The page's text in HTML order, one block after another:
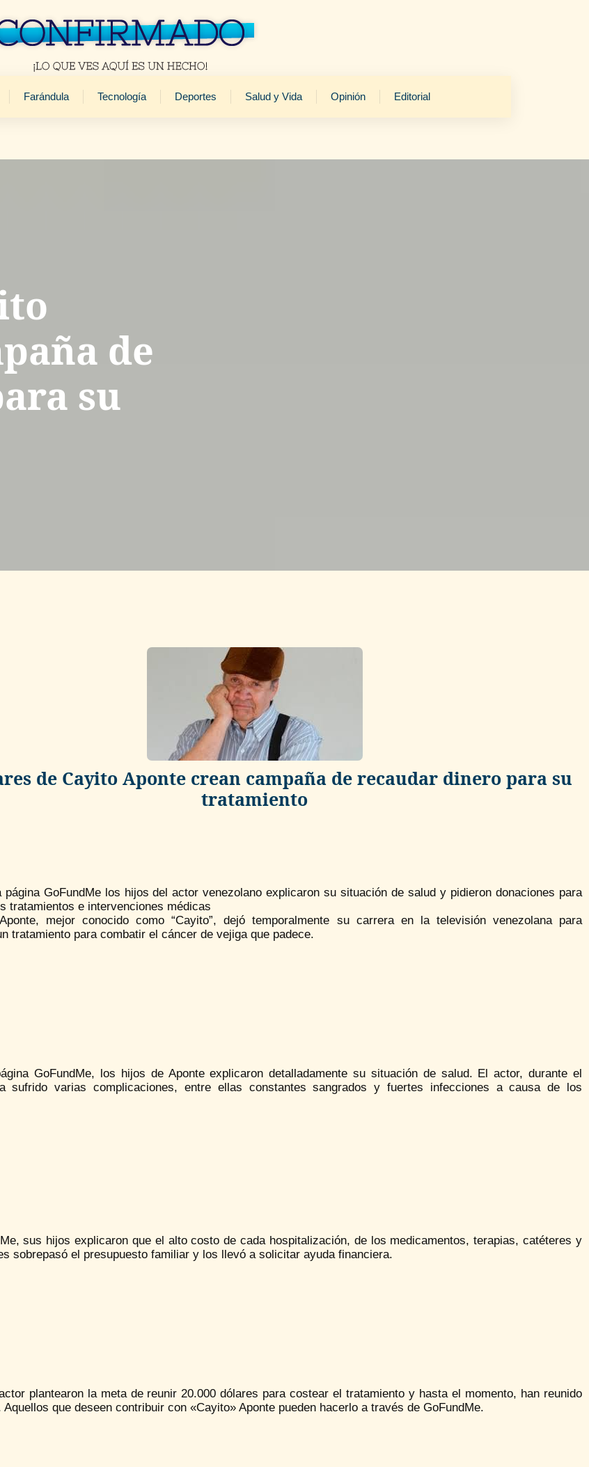
Farándula Tecnología Deportes Salud y Vida Opinión Editorial
de
su
de Cayito Aponte crean campaña de recaudar dinero para su
tratamiento
página GoFundMe los hijos del actor venezolano explicaron su situación de salud y pidieron donaciones para
tratamientos e intervenciones médicas
mejor conocido como “Cayito”, dejó temporalmente su carrera en la televisión venezolana para
tratamiento para combatir el cáncer de vejiga que padece.
GoFundMe, los hijos de Aponte explicaron detalladamente su situación de salud. El actor, durante el
sufrido varias complicaciones, entre ellas constantes sangrados y fuertes infecciones a causa de los
sus hijos explicaron que el alto costo de cada hospitalización, de los medicamentos, terapias, catéteres y
sobrepasó el presupuesto familiar y los llevó a solicitar ayuda financiera.
plantearon la meta de reunir 20.000 dólares para costear el tratamiento y hasta el momento, han reunido
Aquellos que deseen contribuir con «Cayito» Aponte pueden hacerlo a través de GoFundMe.